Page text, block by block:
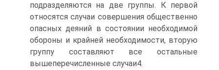
подразделяются на две группы. К первой
относятся случаи совершения общественно
опасных деяний в состоянии необходимой
обороны и крайней необходимости, вторую
группу составляют все остальные
вышеперечисленные случаи4.